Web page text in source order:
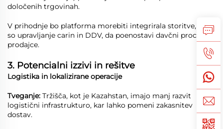
določenih trgovinah.
V prihodnje bo platforma morebiti integrirala storitve, kot
so upravljanje carin in DDV, da poenostavi davčni proces za
prodajce.
3. Potencialni izzivi in rešitve
Logistika in lokalizirane operacije
Tveganje: Tržišča, kot je Kazahstan, imajo manj razvit
logistični infrastrukturo, kar lahko pomeni zakasnitev
dostav.